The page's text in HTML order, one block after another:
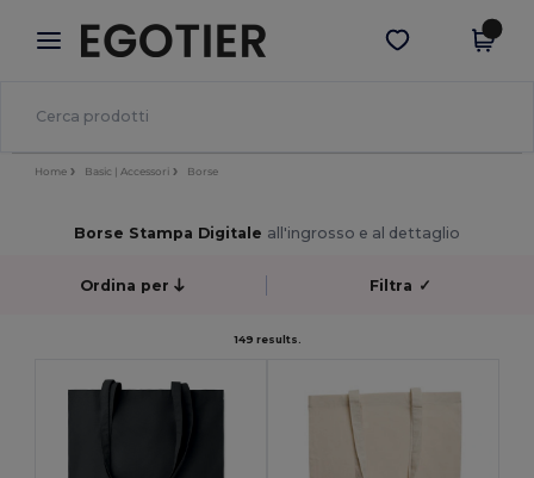
× App Egotier
Prezzi migliori sull'app!
Scarica app
Home Basic | Accessori Borse
Borse Stampa Digitale all'ingrosso e al dettaglio
Ordina per Filtra ✓
149 results.